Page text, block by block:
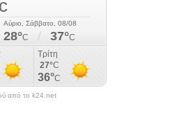
από το k24.net